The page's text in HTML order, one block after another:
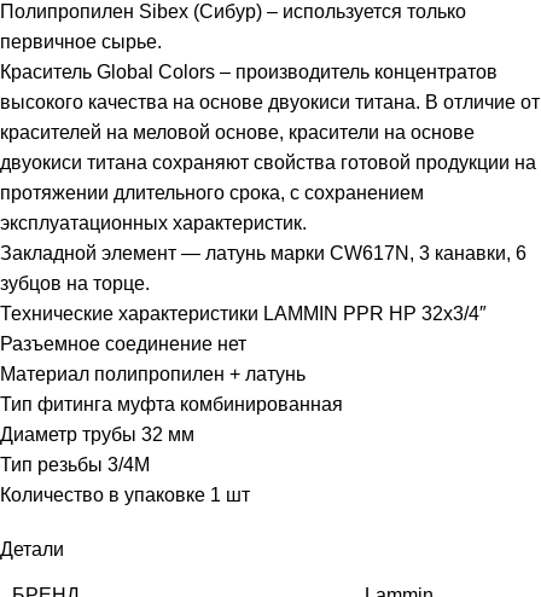
Полипропилен Sibex (Сибур) – используется только
первичное сырье.
Краситель Global Colors – производитель концентратов
высокого качества на основе двуокиси титана. В отличие от
красителей на меловой основе, красители на основе
двуокиси титана сохраняют свойства готовой продукции на
протяжении длительного срока, с сохранением
эксплуатационных характеристик.
Закладной элемент — латунь марки CW617N, 3 канавки, 6
зубцов на торце.
Технические характеристики LAMMIN PPR НР 32х3/4″
Разъемное соединение нет
Материал полипропилен + латунь
Тип фитинга муфта комбинированная
Диаметр трубы 32 мм
Тип резьбы 3/4M
Количество в упаковке 1 шт
Детали